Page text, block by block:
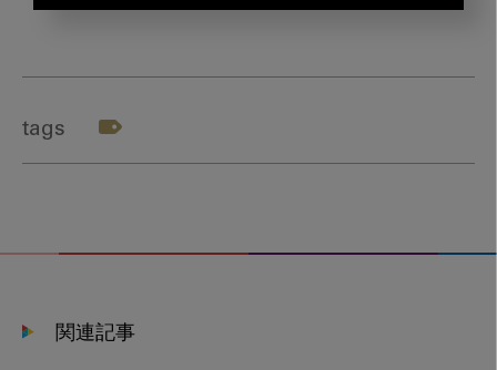
崎
生-4
tags
関連記事